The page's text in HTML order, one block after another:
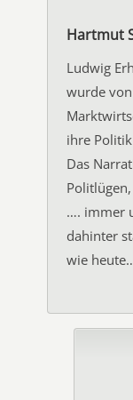
Hartmut
Ludwig
wurde
ihre
Das
…. immer
dahinter
wie